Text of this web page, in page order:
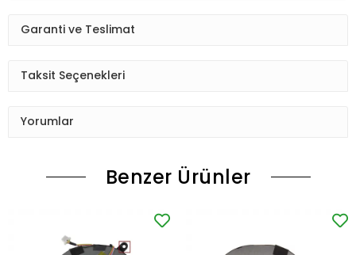
Garanti ve Teslimat
Taksit Seçenekleri
Yorumlar
Benzer Ürünler